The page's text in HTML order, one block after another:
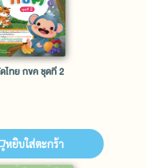
ไทย กขค ชุดที่ 2
หยิบใส่ตะกร้า